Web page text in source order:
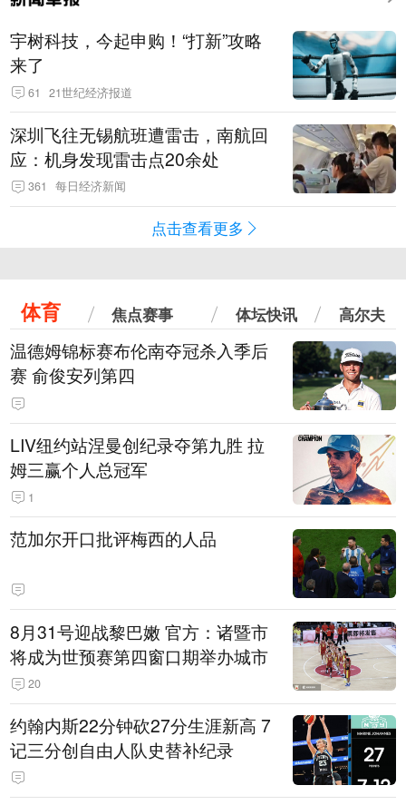
宇树科技，今起申购！“打新”攻略
来了
61 21世纪经济报道
深圳飞往无锡航班遭雷击，南航回
应：机身发现雷击点20余处
361 每日经济新闻
点击查看更多
体育 焦点赛事 体坛快讯 高尔夫
温德姆锦标赛布伦南夺冠杀入季后
赛 俞俊安列第四
LIV纽约站涅曼创纪录夺第九胜 拉
姆三赢个人总冠军
1
范加尔开口批评梅西的人品
8月31号迎战黎巴嫩 官方：诸暨市
将成为世预赛第四窗口期举办城市
20
约翰内斯22分钟砍27分生涯新高 7
记三分创自由人队史替补纪录